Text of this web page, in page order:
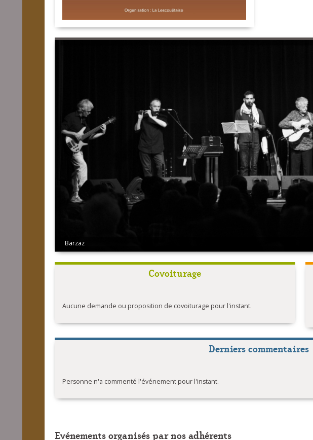
Barzaz
Covoiturage
Aucune demande ou proposition de covoiturage pour l'instant.
Derniers commentaires
Personne n'a commenté l'événement pour l'instant.
Evénements organisés par nos adhérents